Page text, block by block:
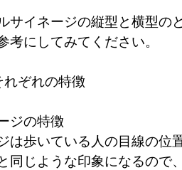
サイネージの縦型と横型の
考にしてみてください。
ぞれの特徴
ジの特徴
は歩いている人の目線の位
同じような印象になるので